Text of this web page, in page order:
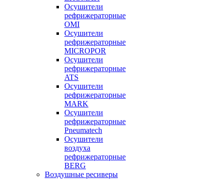
Осушители
рефрижераторные
OMI
Осушители
рефрижераторные
MICROPOR
Осушители
рефрижераторные
ATS
Осушители
рефрижераторные
MARK
Осушители
рефрижераторные
Pneumatech
Осушители
воздуха
рефрижераторные
BERG
Воздушные ресиверы